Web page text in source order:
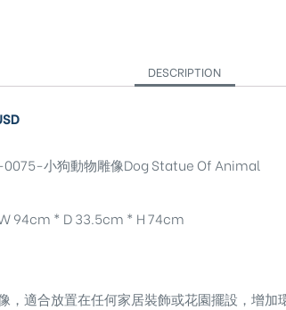
DESCRIPTION
小狗動物雕像Dog Statue Of Animal
94cm * D 33.5cm * H 74cm
，適合放置在任何家居裝飾或花園擺設，增加